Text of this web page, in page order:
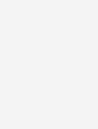
Gewinnspiel
GmbH & Co. KG, Forststr.